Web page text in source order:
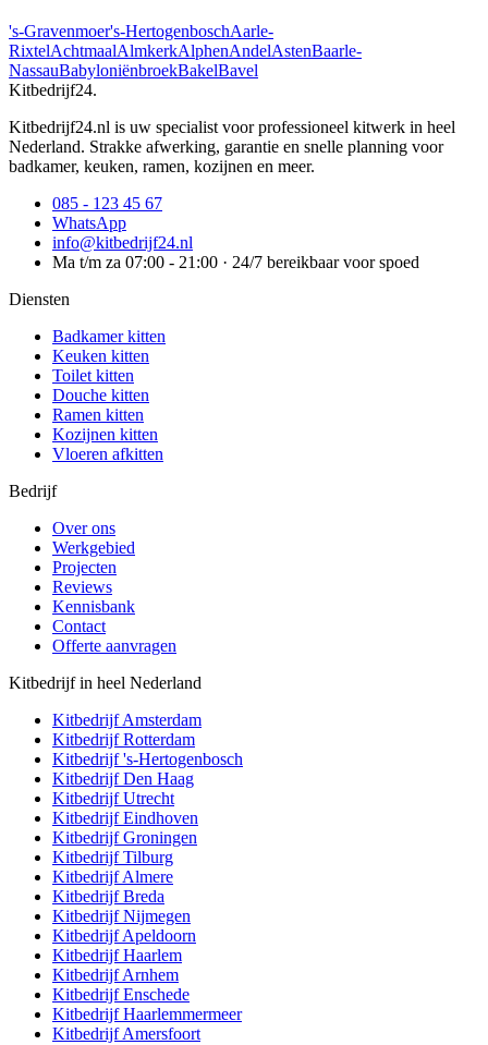
's-Gravenmoer's-HertogenboschAarle-
RixtelAchtmaalAlmkerkAlphenAndelAstenBaarle-
NassauBabyloniënbroekBakelBavel
Kitbedrijf24.
Kitbedrijf24.nl is uw specialist voor professioneel kitwerk in heel
Nederland. Strakke afwerking, garantie en snelle planning voor
badkamer, keuken, ramen, kozijnen en meer.
085 - 123 45 67
WhatsApp
info@kitbedrijf24.nl
Ma t/m za 07:00 - 21:00 · 24/7 bereikbaar voor spoed
Diensten
Badkamer kitten
Keuken kitten
Toilet kitten
Douche kitten
Ramen kitten
Kozijnen kitten
Vloeren afkitten
Bedrijf
Over ons
Werkgebied
Projecten
Reviews
Kennisbank
Contact
Offerte aanvragen
Kitbedrijf in heel Nederland
KitbedrijfAmsterdam
KitbedrijfRotterdam
Kitbedrijf's-Hertogenbosch
KitbedrijfDen Haag
KitbedrijfUtrecht
KitbedrijfEindhoven
KitbedrijfGroningen
KitbedrijfTilburg
KitbedrijfAlmere
KitbedrijfBreda
KitbedrijfNijmegen
KitbedrijfApeldoorn
KitbedrijfHaarlem
KitbedrijfArnhem
KitbedrijfEnschede
KitbedrijfHaarlemmermeer
KitbedrijfAmersfoort